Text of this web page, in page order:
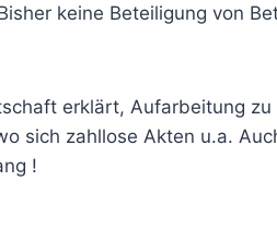
keine Beteiligung von
erklärt, Aufarbeitung
sich zahllose Akten u.a.
!